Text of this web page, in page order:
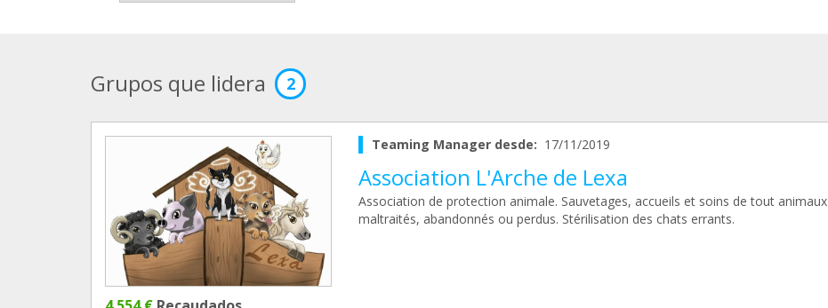
Grupos que lidera 2
Teaming Manager desde: 17/11/2019
Association L'Arche de Lexa
Association de protection animale. Sauvetages, accueils et soins de tout animaux
maltraités, abandonnés ou perdus. Stérilisation des chats errants.